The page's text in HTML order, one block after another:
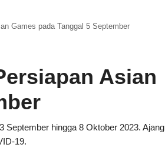
Games pada Tanggal 5 September
Asian
hingga 8 Oktober 2023. Ajang
19.